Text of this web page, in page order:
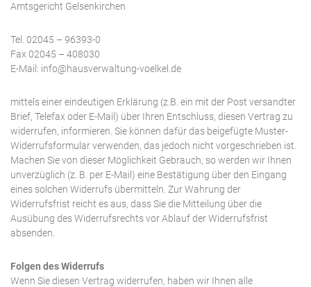
Amtsgericht Gelsenkirchen
Tel. 02045 – 96393-0
Fax 02045 – 408030
E-Mail: info@hausverwaltung-voelkel.de
mittels einer eindeutigen Erklärung (z.B. ein mit der Post versandter
Brief, Telefax oder E-Mail) über Ihren Entschluss, diesen Vertrag zu
widerrufen, informieren. Sie können dafür das beigefügte Muster-
Widerrufsformular verwenden, das jedoch nicht vorgeschrieben ist.
Machen Sie von dieser Möglichkeit Gebrauch, so werden wir Ihnen
unverzüglich (z. B. per E-Mail) eine Bestätigung über den Eingang
eines solchen Widerrufs übermitteln. Zur Wahrung der
Widerrufsfrist reicht es aus, dass Sie die Mitteilung über die
Ausübung des Widerrufsrechts vor Ablauf der Widerrufsfrist
absenden.
Folgen des Widerrufs
Wenn Sie diesen Vertrag widerrufen, haben wir Ihnen alle